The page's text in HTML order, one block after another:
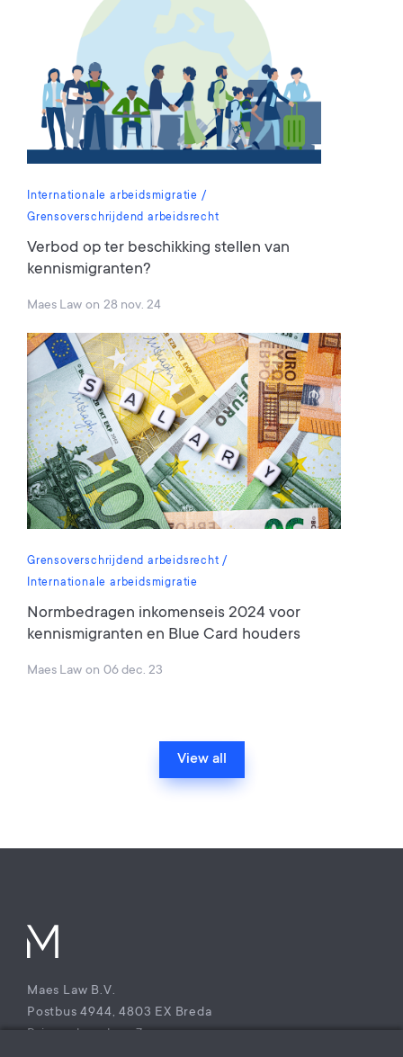
Internationale arbeidsmigratie
Grensoverschrijdend arbeidsrecht
Verbod op ter beschikking stellen van
kennismigranten?
Maes Law on 28 nov. 24
Grensoverschrijdend arbeidsrecht
Internationale arbeidsmigratie
Normbedragen inkomenseis 2024 voor
kennismigranten en Blue Card houders
Maes Law on 06 dec. 23
View all
Maes Law B.V.
Postbus 4944, 4803 EX Breda
Princenhagelaan 7a